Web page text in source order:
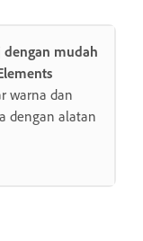
dengan mudah
warna dan
dengan alatan